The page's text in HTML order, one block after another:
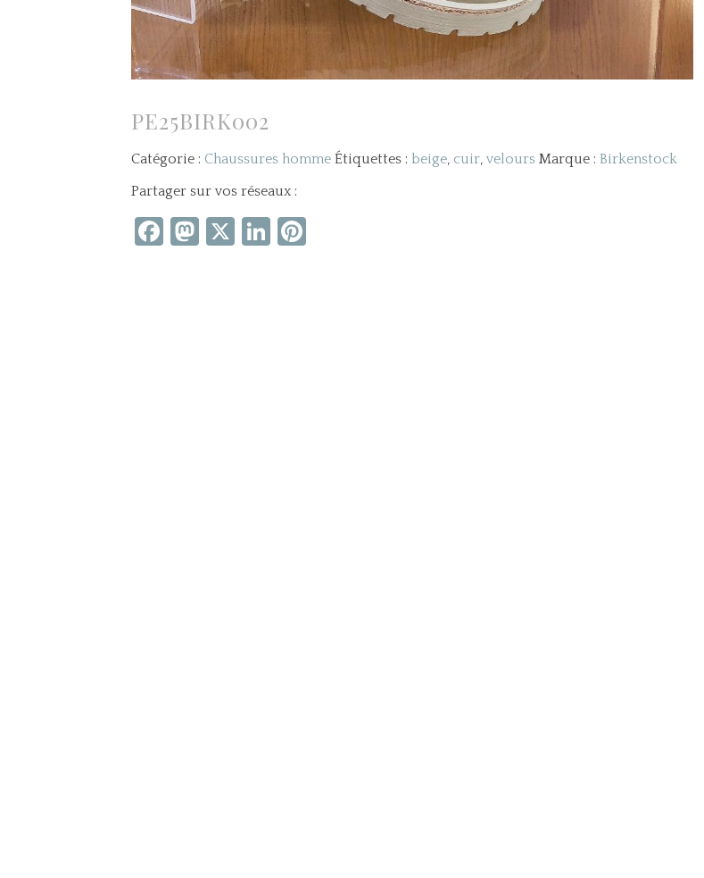
PE25BIRK002
Catégorie : Chaussures homme Étiquettes : beige, cuir, velours Marque : Birkenstock
Partager sur vos réseaux :
Facebook
Mastodon
X LinkedIn